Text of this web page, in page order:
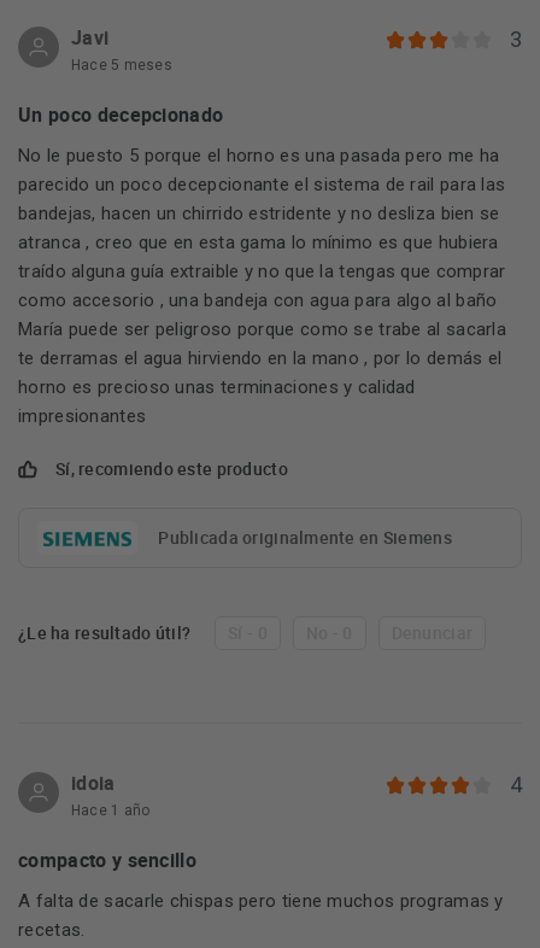
Javi
Hace 5 meses
3
Un poco decepcionado
No le puesto 5 porque el horno es una pasada pero me ha
parecido un poco decepcionante el sistema de rail para las
bandejas, hacen un chirrido estridente y no desliza bien se
atranca , creo que en esta gama lo mínimo es que hubiera
traído alguna guía extraible y no que la tengas que comprar
como accesorio , una bandeja con agua para algo al baño
María puede ser peligroso porque como se trabe al sacarla
te derramas el agua hirviendo en la mano , por lo demás el
horno es precioso unas terminaciones y calidad
impresionantes
Sí, recomiendo este producto
Publicada originalmente en Siemens
¿Le ha resultado útil?
idoia
Hace 1 año
4
compacto y sencillo
A falta de sacarle chispas pero tiene muchos programas y
recetas.